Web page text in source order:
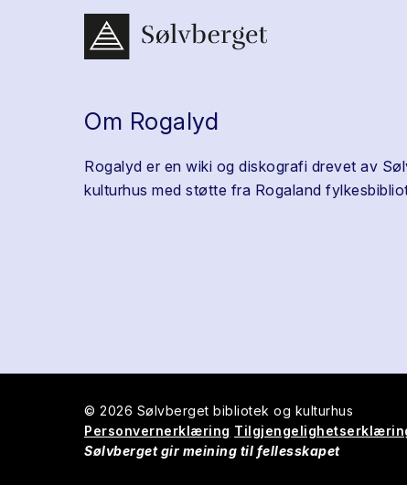
Om Rogalyd
Rogalyd er en wiki og diskografi drevet av
kulturhus med støtte fra Rogaland
© 2026 Sølvberget bibliotek og kulturhus
Personvernerklæring
Sølvberget gir meining til fellesskapet